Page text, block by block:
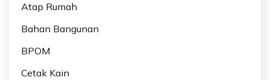
Atap Rumah
Bahan Bangunan
BPOM
Cetak Kain